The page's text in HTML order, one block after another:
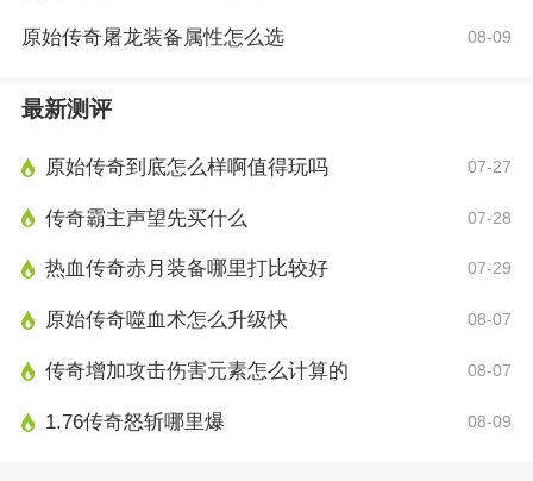
原始传奇屠龙装备属性怎么选 08-09
最新测评
原始传奇到底怎么样啊值得玩吗 07-27
传奇霸主声望先买什么 07-28
热血传奇赤月装备哪里打比较好 07-29
原始传奇噬血术怎么升级快 08-07
传奇增加攻击伤害元素怎么计算的 08-07
1.76传奇怒斩哪里爆 08-09